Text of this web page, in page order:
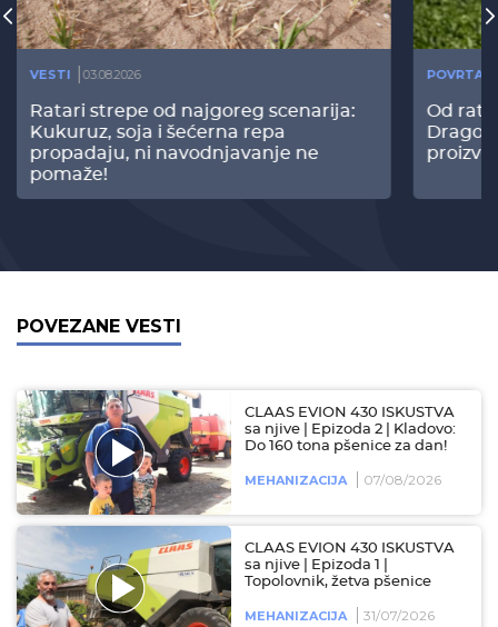
VESTI 03.08.2026
Ratari strepe od najgoreg scenarija:
Kukuruz, soja i šećerna repa
propadaju, ni navodnjavanje ne
pomaže!
Od
POVEZANE VESTI
CLAAS EVION 430 ISKUSTVA
sa njive | Epizoda 2 | Kladovo:
Do 160 tona pšenice za dan!
MEHANIZACIJA 07/08/2026
CLAAS EVION 430 ISKUSTVA
sa njive | Epizoda 1 |
Topolovnik, žetva pšenice
MEHANIZACIJA 31/07/2026